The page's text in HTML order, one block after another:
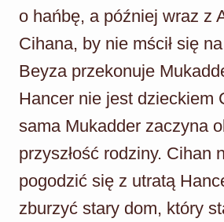
o hańbę, a później wraz z
Cihana, by nie mścił się
Beyza przekonuje
Hancer nie jest dzieckiem
sama Mukadder zaczyna
przyszłość rodziny. Cihan
pogodzić się z utratą
zburzyć stary dom, który